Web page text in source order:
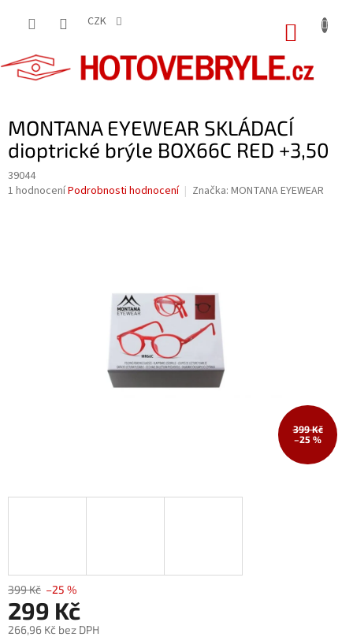
CZK
MONTANA EYEWEAR SKLÁDACÍ
dioptrické brýle BOX66C RED +3,50
39044
Průměrné
1 hodnoceníPodrobnosti hodnocení Značka: MONTANA EYEWEAR
399 Kč
–25 %
399 Kč –25 %
299 Kč
266,96 Kč bez DPH